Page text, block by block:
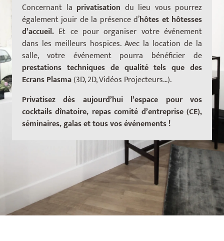
Concernant la privatisation du lieu vous pourrez
également jouir de la présence d’hôtes et hôtesses
d’accueil. Et ce pour organiser votre événement
dans les meilleurs hospices. Avec la location de la
salle, votre événement pourra bénéficier de
prestations techniques de qualité tels que des
Ecrans Plasma(3D, 2D, Vidéos Projecteurs…).
Privatisez dès aujourd’hui l’espace pour vos
cocktails dînatoire, repas comité d’entreprise (CE),
séminaires, galas et tous vos événements !